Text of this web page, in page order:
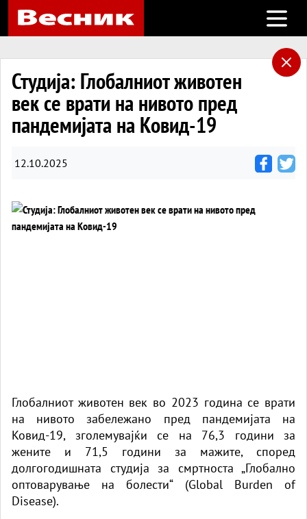
Open
Студија: Глобалниот животен
век се врати на нивото пред
пандемијата на Ковид-19
12.10.2025
Глобалниот животен век во 2023 година се врати
на нивото забележано пред пандемијата на
Ковид-19, зголемувајќи се на 76,3 години за
жените и 71,5 години за мажите, според
долгогодишната студија за смртноста „Глобално
оптоварување на болести“ (Global Burden of
Disease).